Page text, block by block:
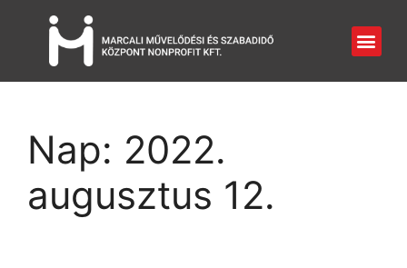
Nap: 2022.
augusztus 12.